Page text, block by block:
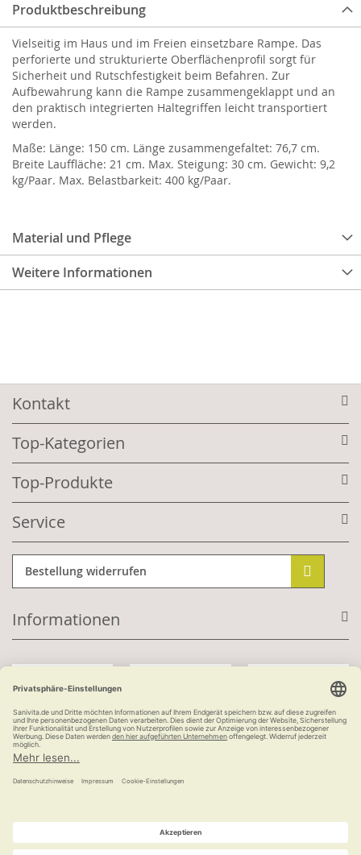
Produktbeschreibung
Material und Pflege
Weitere Informationen
Vielseitig im Haus und im Freien einsetzbare Rampe. Das
perforierte und strukturierte Oberflächenprofil sorgt für
Sicherheit und Rutschfestigkeit beim Befahren. Zur
Aufbewahrung kann die Rampe zusammengeklappt und an
den praktisch integrierten Haltegriffen leicht transportiert
werden.
Maße: Länge: 150 cm. Länge zusammengefaltet: 76,7 cm.
Breite Lauffläche: 21 cm. Max. Steigung: 30 cm. Gewicht: 9,2
kg/Paar. Max. Belastbarkeit: 400 kg/Paar.
Kontakt
Top-Kategorien
Top-Produkte
Service
Bestellung widerrufen
Informationen
Kauf auf Rechnung
versandkostenfrei